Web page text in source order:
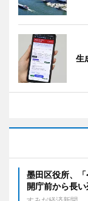
生
墨田区役所、
開庁前から長い